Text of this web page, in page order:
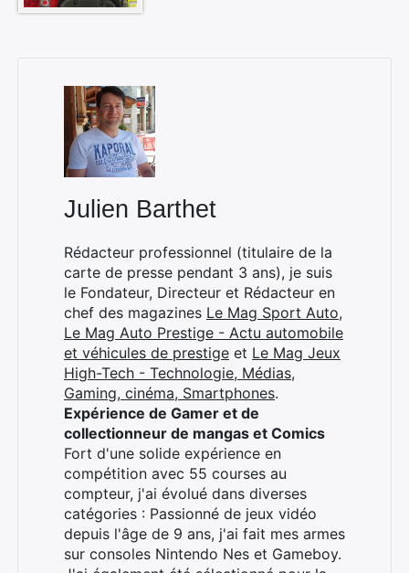
Julien Barthet
Rédacteur professionnel (titulaire de la
carte de presse pendant 3 ans), je suis
le Fondateur, Directeur et Rédacteur en
chef des magazines Le Mag Sport Auto,
Le Mag Auto Prestige - Actu automobile
et véhicules de prestige et Le Mag Jeux
High-Tech - Technologie, Médias,
Gaming, cinéma, Smartphones.
Expérience de Gamer et de
collectionneur de mangas et Comics
Fort d'une solide expérience en
compétition avec 55 courses au
compteur, j'ai évolué dans diverses
catégories : Passionné de jeux vidéo
depuis l'âge de 9 ans, j'ai fait mes armes
sur consoles Nintendo Nes et Gameboy.